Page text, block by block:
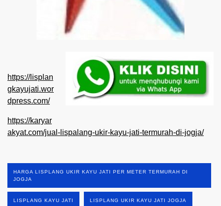
https://lisplan
gkayujati.wor
dpress.com/
https://karyar
akyat.com/jual-lispalang-ukir-kayu-jati-termurah-di-jogja/
HARGA LISPLANG UKIR KAYU JATI PER METER TERMURAH DI
JOGJA
LISPLANG KAYU JATI LISPLANG UKIR KAYU JATI JOGJA